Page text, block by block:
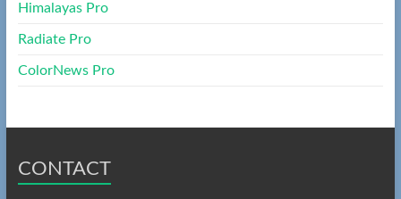
Himalayas Pro
Radiate Pro
ColorNews Pro
CONTACT